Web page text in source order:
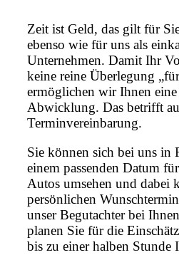
Zeit ist Geld, das gilt für
ebenso wie für uns als
Unternehmen. Damit Ihr
keine reine Überlegung
ermöglichen wir Ihnen
Abwicklung. Das betrifft
Terminvereinbarung.
Sie können sich bei uns in
einem passenden Datum
Autos umsehen und dabei
persönlichen
unser Begutachter bei
planen Sie für die
bis zu einer halben Stunde